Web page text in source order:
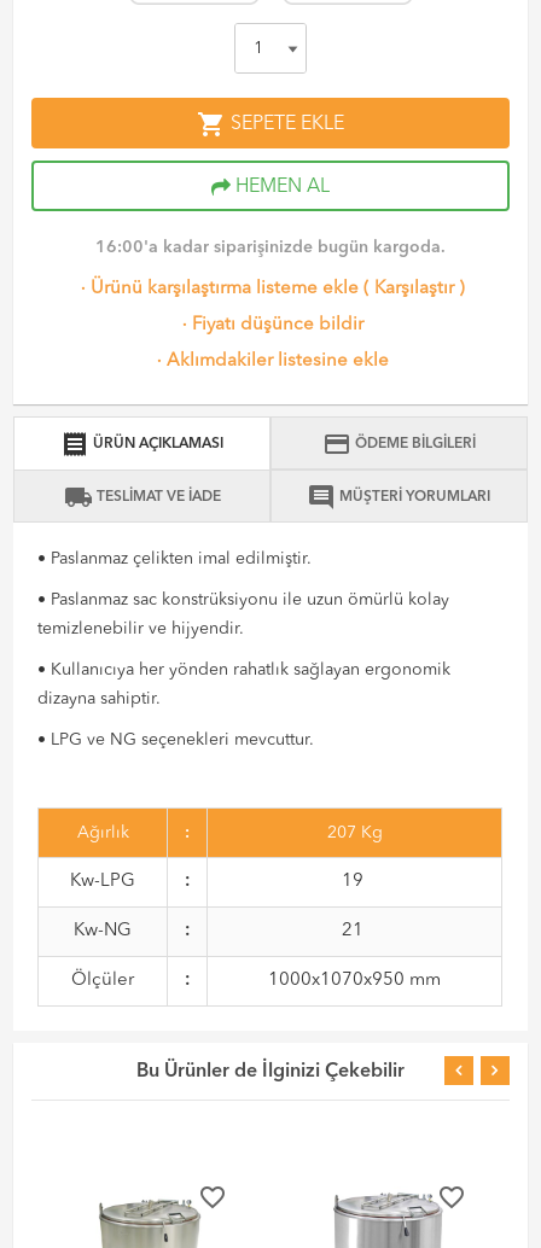
shopping_cart SEPETE EKLE
HEMEN AL
16:00'a kadar siparişinizde bugün kargoda.
· Ürünü karşılaştırma listeme ekle ( Karşılaştır)
· Fiyatı düşünce bildir
· Aklımdakiler listesine ekle
receipt ÜRÜN AÇIKLAMASI credit_card ÖDEME BİLGİLERİ
local_shipping TESLİMAT VE İADE comment MÜŞTERİ YORUMLARI
• Paslanmaz çelikten imal edilmiştir.
• Paslanmaz sac konstrüksiyonu ile uzun ömürlü kolay
temizlenebilir ve hijyendir.
• Kullanıcıya her yönden rahatlık sağlayan ergonomik
dizayna sahiptir.
• LPG ve NG seçenekleri mevcuttur.
Ağırlık : 207 Kg
Kw-LPG : 19
Kw-NG : 21
Ölçüler : 1000x1070x950 mm
Bu Ürünler de İlginizi Çekebilir
favorite_border favorite_border